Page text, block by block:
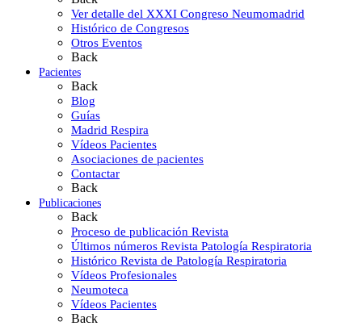
Ver detalle del XXXI Congreso Neumomadrid
Histórico de Congresos
Otros Eventos
Back
Pacientes
Back
Blog
Guías
Madrid Respira
Vídeos Pacientes
Asociaciones de pacientes
Contactar
Back
Publicaciones
Back
Proceso de publicación Revista
Últimos números Revista Patología Respiratoria
Histórico Revista de Patología Respiratoria
Vídeos Profesionales
Neumoteca
Vídeos Pacientes
Back